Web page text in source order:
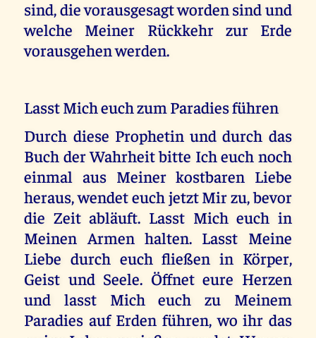
sind, die vorausgesagt worden sind und
welche Meiner Rückkehr zur Erde
vorausgehen werden.
Lasst Mich euch zum Paradies führen
Durch diese Prophetin und durch das
Buch der Wahrheit bitte Ich euch noch
einmal aus Meiner kostbaren Liebe
heraus, wendet euch jetzt Mir zu, bevor
die Zeit abläuft. Lasst Mich euch in
Meinen Armen halten. Lasst Meine
Liebe durch euch fließen in Körper,
Geist und Seele. Öffnet eure Herzen
und lasst Mich euch zu Meinem
Paradies auf Erden führen, wo ihr das